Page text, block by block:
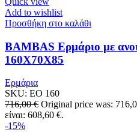
Add to wishlist
Προσθήκη στο καλάθι
BAMBAS Ερμάριο με
160X70X85
Ερμάρια
SKU: EO 160
716,00€ Original price was:
είναι: 608,60 €.
-15%